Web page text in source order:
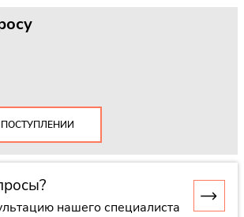
нашего специалиста